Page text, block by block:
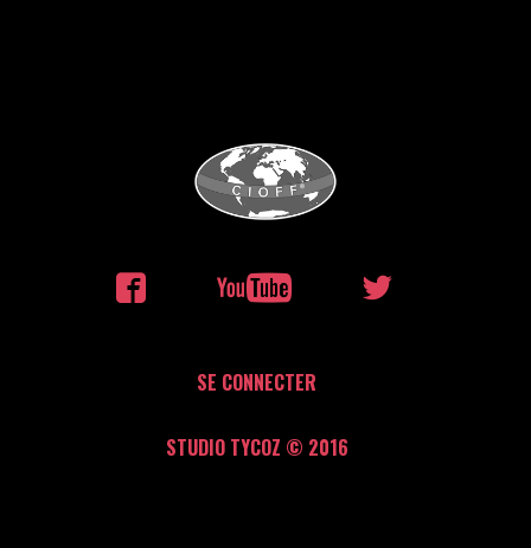
SE CONNECTER
STUDIO TYCOZ © 2016